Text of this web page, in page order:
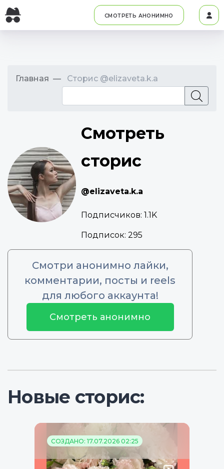
СМОТРЕТЬ АНОНИМНО
Главная Сторис @elizaveta.k.a
Смотреть
сторис
@elizaveta.k.a
Подписчиков: 1.1K
Подписок: 295
Смотри анонимно лайки,
комментарии, посты и reels
для любого аккаунта!
Смотреть анонимно
Новые сторис:
СОЗДАНО: 17.07.2026 02:25